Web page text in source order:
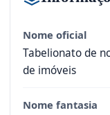
Nome oficial
Tabelionato de
de imóveis
Nome fantasia